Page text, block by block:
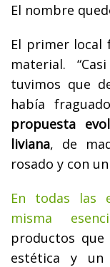
El nombre
El primer local
material.
tuvimos que
había
propuesta
liviana, de
rosado y con
En todas las
misma
productos
estética y un